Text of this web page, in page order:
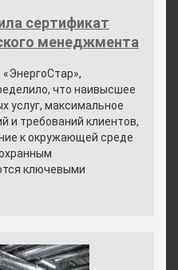
сертификат
менеджмента
что наивысшее
услуг, максимальное
и требований клиентов,
к окружающей среде
ключевыми